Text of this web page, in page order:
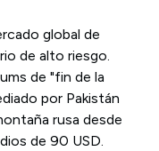
global de
de alto riesgo.
de "fin de la
por Pakistán
rusa desde
de 90 USD.